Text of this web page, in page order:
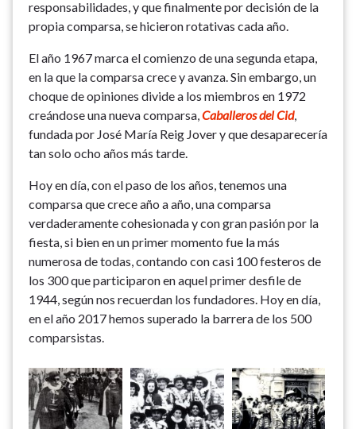
responsabilidades, y que finalmente por decisión de la
propia comparsa, se hicieron rotativas cada año.
El año 1967 marca el comienzo de una segunda etapa,
en la que la comparsa crece y avanza. Sin embargo, un
choque de opiniones divide a los miembros en 1972
creándose una nueva comparsa,Caballeros del Cid,
fundada por José María Reig Jover y que desaparecería
tan solo ocho años más tarde.
Hoy en día, con el paso de los años, tenemos una
comparsa que crece año a año, una comparsa
verdaderamente cohesionada y con gran pasión por la
fiesta, si bien en un primer momento fue la más
numerosa de todas, contando con casi 100 festeros de
los 300 que participaron en aquel primer desfile de
1944, según nos recuerdan los fundadores. Hoy en día,
en el año 2017 hemos superado la barrera de los 500
comparsistas.